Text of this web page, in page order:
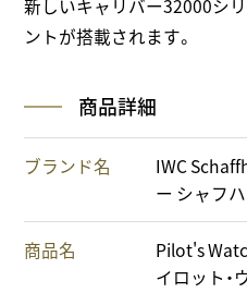
新しいキャリバー32000シ
ントが搭載されます。
商品詳細
ブランド名
IWC
ー シャフ
商品名
Pilot's
イロット・